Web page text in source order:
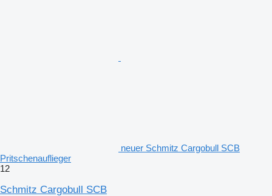
neuer Schmitz Cargobull SCB
Pritschenauflieger
12
Schmitz Cargobull SCB